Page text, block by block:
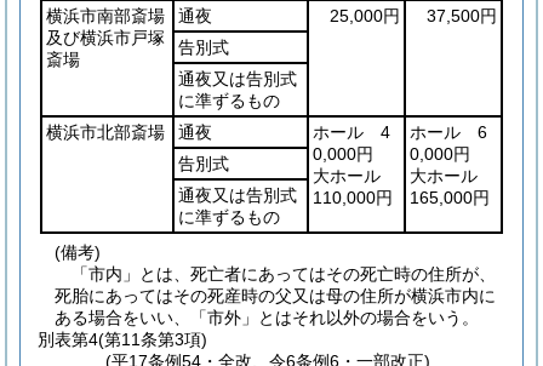
横浜市南部斎場
及び横浜市戸塚
斎場
通夜 25,000円
37,500円
告別式
通夜又は告別式
に準ずるもの
横浜市北部斎場
通夜
ホール 4
0,000円
大ホール
110,000円
ホール 6
0,000円
大ホール
165,000円
告別式
通夜又は告別式
に準ずるもの
(備考)
「市内」とは、死亡者にあってはその死亡時の住所が、
死胎にあってはその死産時の父又は母の住所が横浜市内に
ある場合をいい、「市外」とはそれ以外の場合をいう。
別表第4(第11条第3項)
(平17条例54・全改、令6条例6・一部改正)